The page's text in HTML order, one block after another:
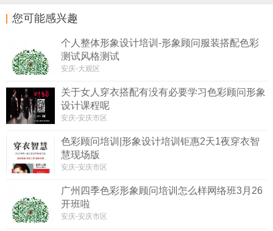
您可能感兴趣
个人整体形象设计培训-形象顾问服装搭配色彩
测试风格测试
安庆-大观区
关于女人穿衣搭配有没有必要学习色彩顾问形象
设计课程呢
安庆-安庆市区
色彩顾问培训|形象设计培训钜惠2天1夜穿衣智
慧现场版
安庆-安庆市区
广州四季色彩形象顾问培训怎么样网络班3月26
开班啦
安庆-安庆市区